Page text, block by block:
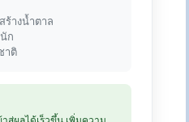
ร้างน้ำตาล
ก
าติ